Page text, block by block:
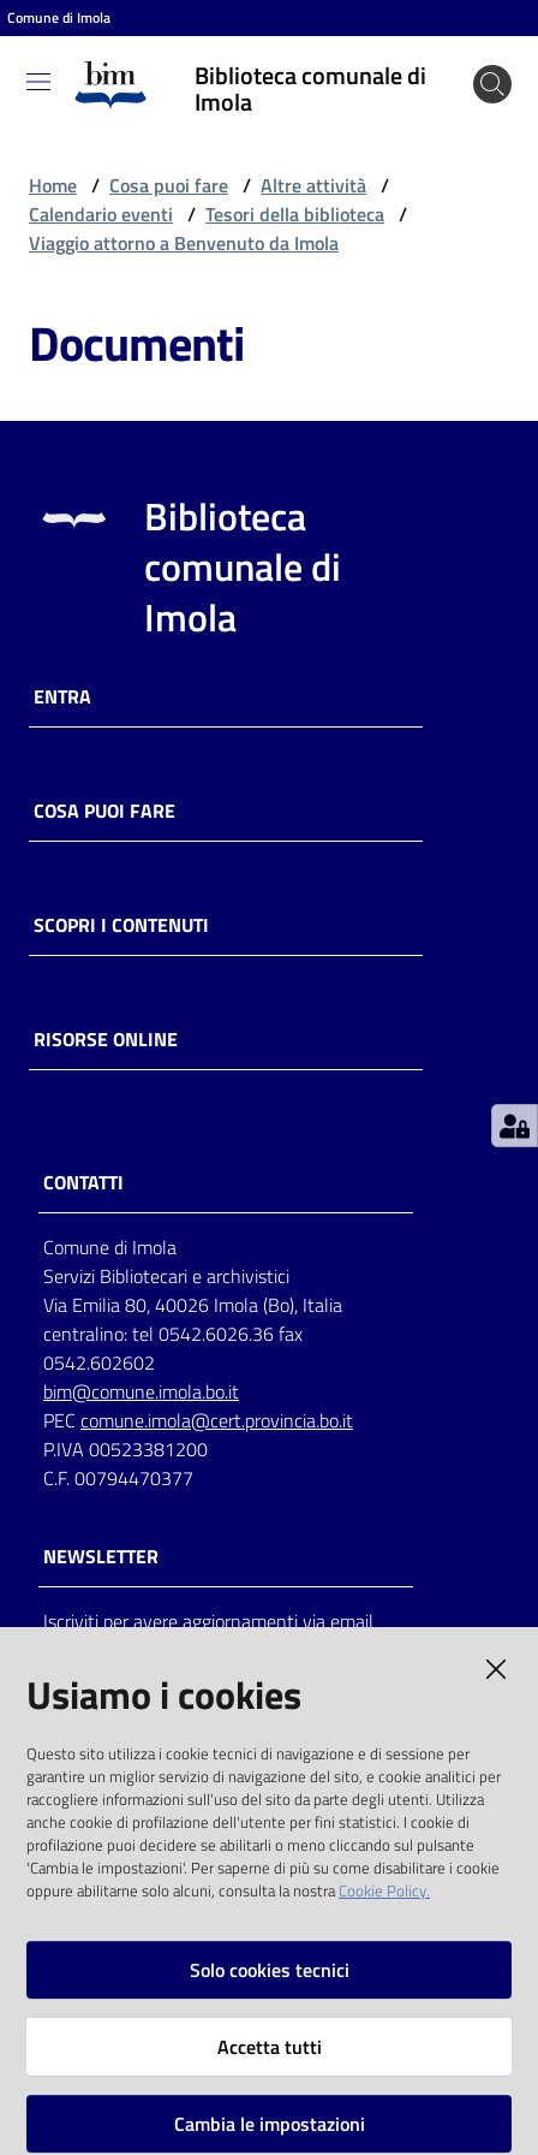
Vai al contenuto
Vai alla navigazione
Vai al footer
Comune di Imola
Biblioteca comunale di
Imola
Biblioteca
comunale
Cosa
fare
Scopri
online
Piani
Decentrate
Seguici
su
on line
Eventi
Chiedi al
bibliotecario
Avvisi
Home / Cosa puoi fare / Altre attività /
Calendario eventi / Tesori della biblioteca /
Viaggio attorno a Benvenuto da Imola
Documenti
Biblioteca
comunale di
Imola
ENTRA
COSA PUOI FARE
SCOPRI I CONTENUTI
RISORSE ONLINE
CONTATTI
Comune di Imola
Servizi Bibliotecari e archivistici
Via Emilia 80, 40026 Imola (Bo), Italia
centralino: tel 0542.6026.36 fax
0542.602602
bim@comune.imola.bo.it
PEC comune.imola@cert.provincia.bo.it
P.IVA 00523381200
C.F. 00794470377
NEWSLETTER
Iscriviti per avere aggiornamenti via email
solo alle condizioni previste dalla direttiva
comunitaria 2003/98/CE e dal d.lgs. 36/2006
SOCIAL
Instagram
Vai alla pagina
Usiamo i cookies
Questo sito utilizza i cookie tecnici di navigazione e di sessione per
garantire un miglior servizio di navigazione del sito, e cookie analitici per
raccogliere informazioni sull'uso del sito da parte degli utenti. Utilizza
anche cookie di profilazione dell'utente per fini statistici. I cookie di
profilazione puoi decidere se abilitarli o meno cliccando sul pulsante
'Cambia le impostazioni'. Per saperne di più su come disabilitare i cookie
oppure abilitarne solo alcuni, consulta la nostraCookie Policy.
Solo cookies tecnici
Accetta tutti
Cambia le impostazioni